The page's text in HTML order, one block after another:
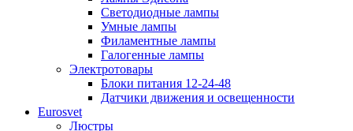
Светодиодные лампы
Умные лампы
Филаментные лампы
Галогенные лампы
Электротовары
Блоки питания 12-24-48
Датчики движения и освещенности
Eurosvet
Люстры